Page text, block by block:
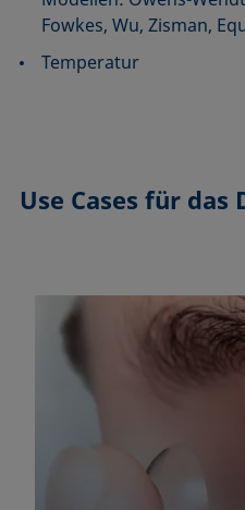
Fowkes, Wu, Zisman,
Temperatur
Use Cases für das